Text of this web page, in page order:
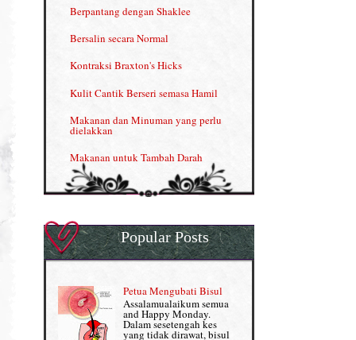
Nutrisi untuk Ikhtiar Hamil
OMEGA GUARD
Omega Guard: EPA & DHA for kids
OSTEMATRIX
Pantang Larang dalam Pengambilan
Vitamin
Penjagaan Rambut: Prosante Hair Care
Persediaan Haji & Umrah
Review Part 1: Shaklee bagus ke?
Berpantang dengan Shaklee
Bersalin secara Normal
Kontraksi Braxton's Hicks
Kulit Cantik Berseri semasa Hamil
Makanan dan Minuman yang perlu
dielakkan
Makanan untuk Tambah Darah
Masalah HB rendah?
Normal VS Czer
Pemakanan Semasa Hamil
Penyusuan Bayi
Perkembangan Minda Bayi
Popular Posts
Petua Mengubati Bisul
Assalamualaikum semua
and Happy Monday.
Dalam sesetengah kes
yang tidak dirawat, bisul